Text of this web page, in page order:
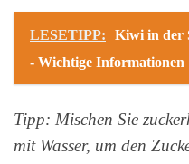
LESETIPP:
Kiwi in der
- Wichtige Informationen
Tipp: Mischen Sie
mit Wasser, um den